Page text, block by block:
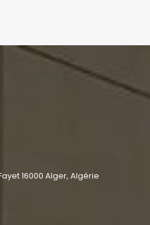
16000 Alger, Algérie